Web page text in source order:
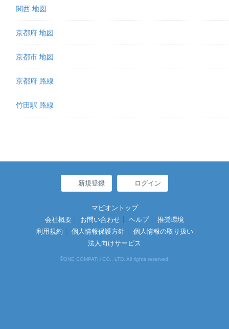
関西 地図
京都府 地図
京都市 地図
京都府 路線
竹田駅 路線
新規登録 ログイン
マピオントップ
会社概要
お問い合わせ ヘルプ
推奨環境
利用規約
個人情報保護方針
個人情報の取り扱い
法人向けサービス
©ONE COMPATH CO., LTD. All rights reserved.